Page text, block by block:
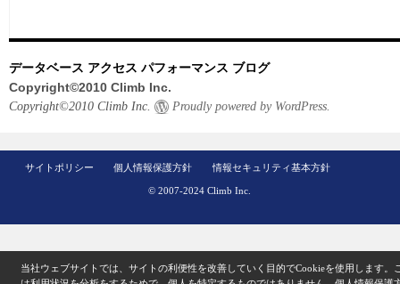
データベース アクセス パフォーマンス ブログ
Copyright©2010 Climb Inc.
Copyright©2010 Climb Inc. Proudly powered by WordPress.
サイトポリシー 個人情報保護方針 情報セキュリティ基本方針
© 2007-2024 Climb Inc.
当社ウェブサイトでは、サイトの利便性を改善していく目的でCookieを使用します。